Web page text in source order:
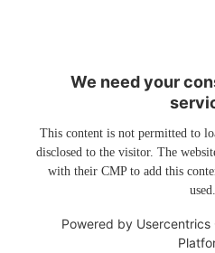
We need your
This content is not permitted to
disclosed to the visitor. The
with their CMP to add this
used.
Powered by Usercentrics